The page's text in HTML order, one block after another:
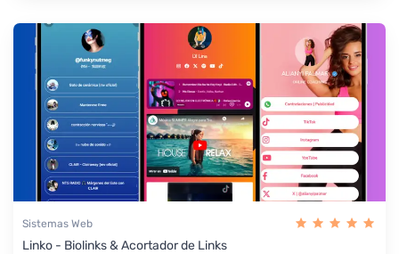
Sistemas Web
Linko - Biolinks & Acortador de Links